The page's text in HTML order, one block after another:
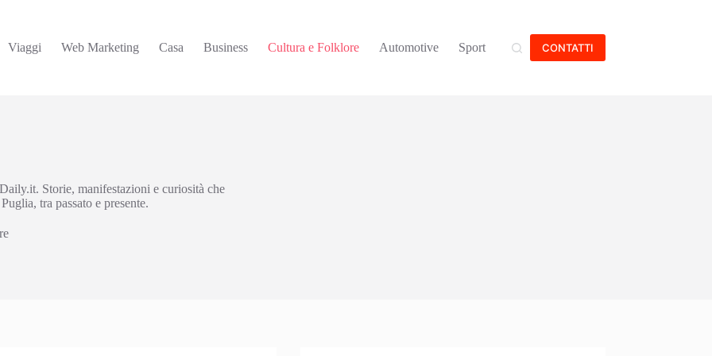
Viaggi Web Marketing Casa Business Cultura e Folklore Automotive Sport CONTATTI
Storie, manifestazioni e curiosità che
tra passato e presente.